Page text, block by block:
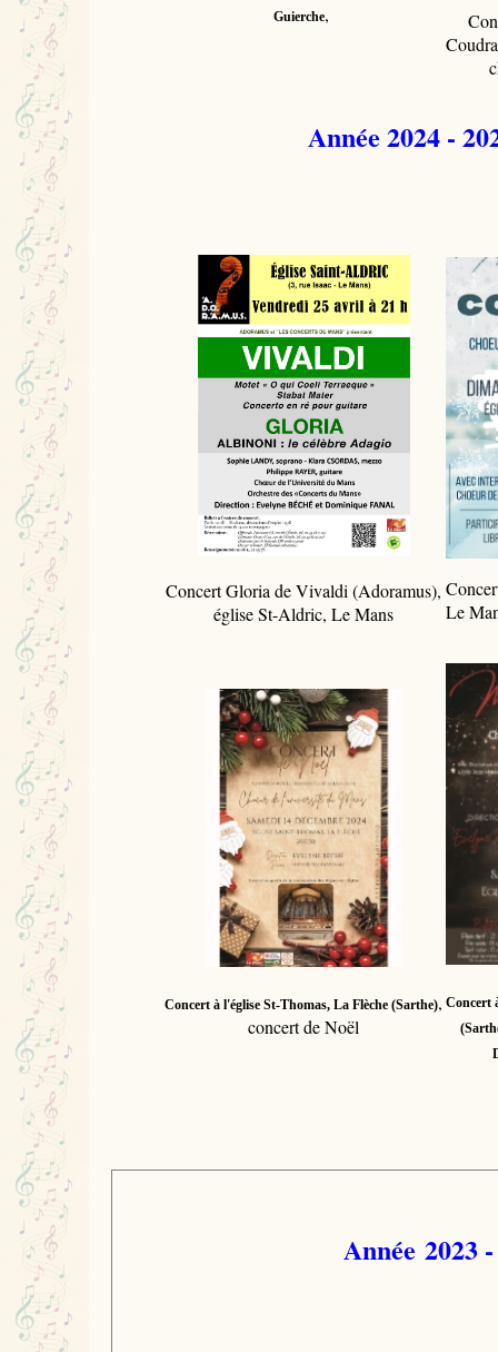
Guierche,
Année 2024 -
Concert Gloria de Vivaldi (Adoramus),
église St-Aldric, Le Mans
Le
Concert à l'église St-Thomas, La Flèche (Sarthe),
concert de Noël
Concert
Année 2023